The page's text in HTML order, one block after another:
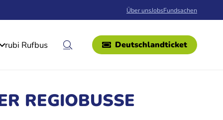
Über unsJobsFundsachen
rubi Rufbus Deutschlandticket
REGIOBUSSE